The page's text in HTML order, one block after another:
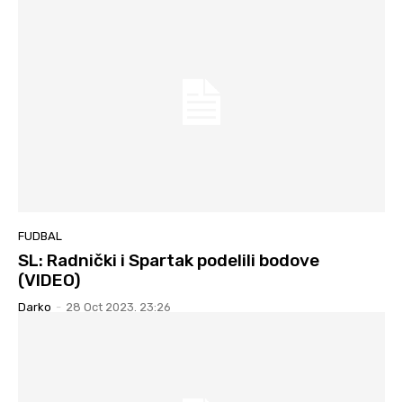
FUDBAL
SL: Radnički i Spartak podelili bodove
(VIDEO)
Darko - 28 Oct 2023. 23:26